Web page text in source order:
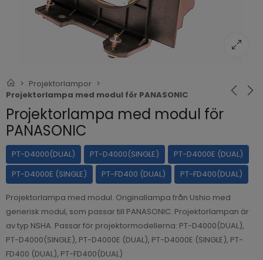
Projektorlampor
Projektorlampa med modul för PANASONIC
Projektorlampa med modul för
PANASONIC
PT-D4000(DUAL) PT-D4000(SINGLE)
PT-D4000E (DUAL)
PT-D4000E (SINGLE)
PT-FD400 (DUAL) PT-FD400(DUAL)
Projektorlampa med modul. Originallampa från Ushio med
generisk modul, som passar till PANASONIC. Projektorlampan är
av typ NSHA. Passar för projektormodellerna: PT-D4000(DUAL),
PT-D4000(SINGLE), PT-D4000E (DUAL), PT-D4000E (SINGLE), PT-
FD400 (DUAL), PT-FD400(DUAL)